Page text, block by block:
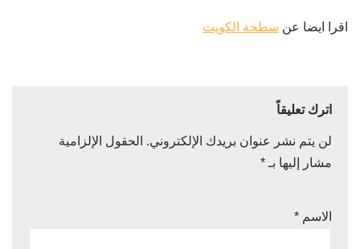
اقرا ايضا عن سطحة الكويت
اترك تعليقاً
لن يتم نشر عنوان بريدك الإلكتروني. الحقول الإلزامية
مشار إليها بـ *
الاسم *